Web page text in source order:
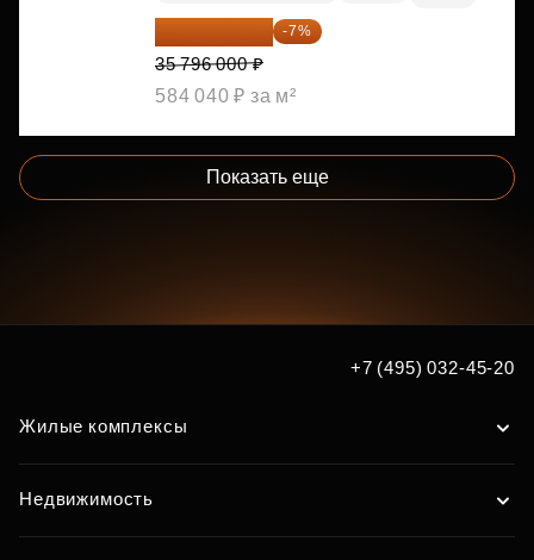
33 290 280 ₽ -7%
35 796 000 ₽
584 040 ₽ за м²
Показать еще
+7 (495) 032-45-20
Жилые комплексы
Недвижимость